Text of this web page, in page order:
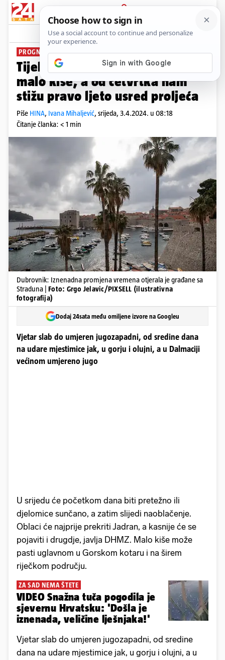
PRIJAVA
News Komentari
PROGNOZA DHMZ-A
Tijekom jutra sunčano, moguće i
malo kiše, a od četvrtka nam
stižu pravo ljeto usred proljeća
Piše HINA, Ivana Mihaljević, srijeda, 3.4.2024. u 08:18
Čitanje članka: < 1 min
Dubrovnik: Iznenadna promjena vremena otjerala je građane sa
Straduna | Foto: Grgo Jelavic/PIXSELL (ilustrativna
fotografija)
Dodaj 24sata među omiljene izvore na Googleu
Vjetar slab do umjeren jugozapadni, od sredine dana
na udare mjestimice jak, u gorju i olujni, a u Dalmaciji
većinom umjereno jugo
U srijedu će početkom dana biti pretežno ili
djelomice sunčano, a zatim slijedi naoblačenje.
Oblaci će najprije prekriti Jadran, a kasnije će se
pojaviti i drugdje, javlja DHMZ. Malo kiše može
pasti uglavnom u Gorskom kotaru i na širem
riječkom području.
ZA SAD NEMA ŠTETE
VIDEO Snažna tuča pogodila je
sjevernu Hrvatsku: 'Došla je
iznenada, veličine lješnjaka!'
Vjetar slab do umjeren jugozapadni, od sredine
dana na udare mjestimice jak, u gorju i olujni, a u